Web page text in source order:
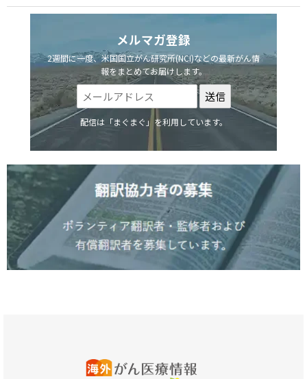
メルマガ登録
2週間に一度、米国国立がん研究所(NCI)などの最新がん情
報をまとめてお届けします。
配信は「まぐまぐ」を利用しています。